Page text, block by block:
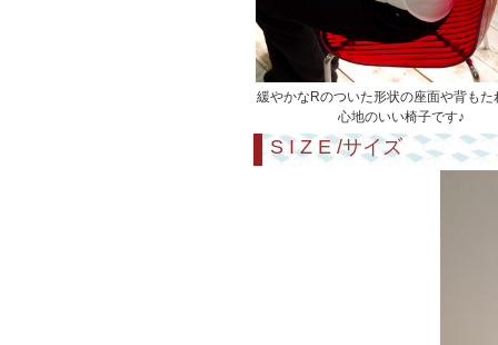
緩やかなRのついた形状の座面や背もた
心地のいい椅子です♪
S I Z E /サイズ